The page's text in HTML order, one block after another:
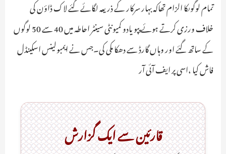
تمام لوگوںکا الزام تھاکہ بہار سرکار کے ذریعہ لگائے گئے لاک ڈاؤن کی
خلاف ورزی کرتے ہوئے پپو یادو کمیونٹی سینٹر احاطہ میں 40 سے 50 لوگوں
کے ساتھ گئے اور وہاں گارڈ سے دھکا مکی کی۔جس نے ایمبولینس اسکینڈل
فاش کیا ،اسی پر ایف آئی آر
قارئین سے ایک گزارش